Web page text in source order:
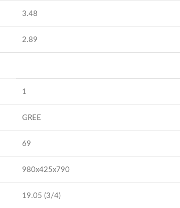
3.48
2.89
1
GREE
69
980x425x790
19.05 (3/4)